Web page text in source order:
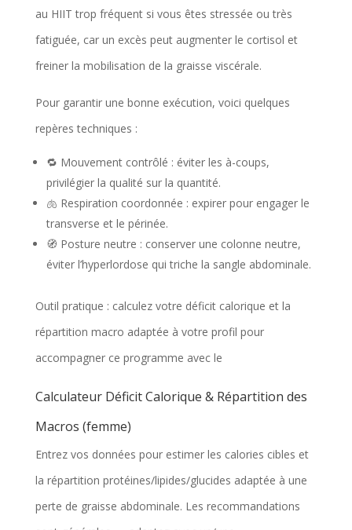
au HIIT trop fréquent si vous êtes stressée ou très
fatiguée, car un excès peut augmenter le cortisol et
freiner la mobilisation de la graisse viscérale.
Pour garantir une bonne exécution, voici quelques
repères techniques :
🔁 Mouvement contrôlé : éviter les à-coups,
privilégier la qualité sur la quantité.
🫁 Respiration coordonnée : expirer pour engager le
transverse et le périnée.
🧭 Posture neutre : conserver une colonne neutre,
éviter l’hyperlordose qui triche la sangle abdominale.
Outil pratique : calculez votre déficit calorique et la
répartition macro adaptée à votre profil pour
accompagner ce programme avec le
Calculateur Déficit Calorique & Répartition des
Macros (femme)
Entrez vos données pour estimer les calories cibles et
la répartition protéines/lipides/glucides adaptée à une
perte de graisse abdominale. Les recommandations